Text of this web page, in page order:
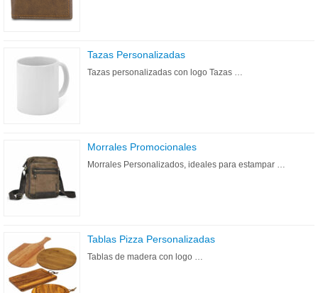
Tazas Personalizadas
Tazas personalizadas con logo Tazas …
Morrales Promocionales
Morrales Personalizados, ideales para estampar …
Tablas Pizza Personalizadas
Tablas de madera con logo …